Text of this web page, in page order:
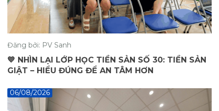
Đăng bởi: PV Sanh
💙 NHÌN LẠI LỚP HỌC TIỀN SẢN SỐ 30: TIỀN SẢN
GIẬT – HIỂU ĐÚNG ĐỂ AN TÂM HƠN
06/08/2026